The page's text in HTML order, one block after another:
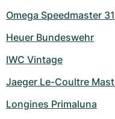
Omega Speedmaster
Heuer Bundeswehr
IWC Vintage
Jaeger Le-Coultre
Longines Primaluna